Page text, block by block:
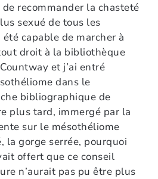
recommander la chasteté
sexué de tous les
capable de marcher à
droit à la bibliothèque
et j’ai entré
dans le
bibliographique de
plus tard, immergé par la
sur le mésothéliome
la gorge serrée, pourquoi
offert que ce conseil
n’aurait pas pu être plus